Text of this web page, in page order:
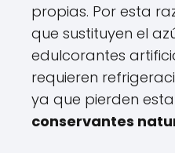
propias. Por esta
que sustituyen el
edulcorantes
requieren
ya que pierden
conservantes